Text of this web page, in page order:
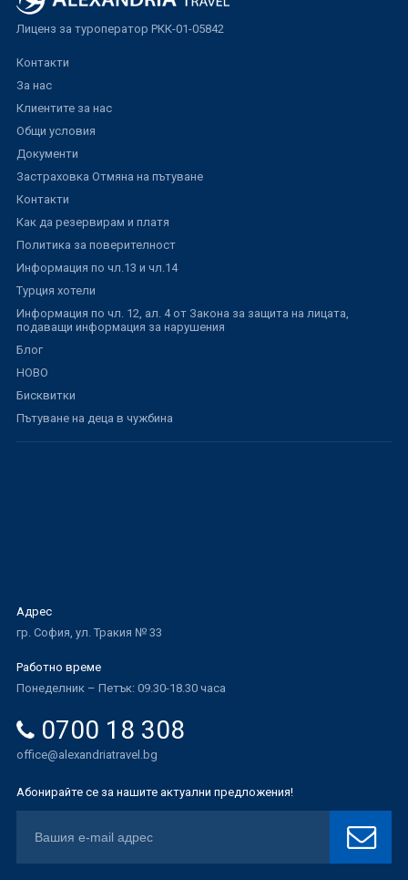
Лиценз за туроператор РКК-01-05842
Контакти
За нас
Клиентите за нас
Общи условия
Документи
Застраховка Отмяна на пътуване
Контакти
Как да резервирам и платя
Политика за поверителност
Информация по чл.13 и чл.14
Турция хотели
Информация по чл. 12, ал. 4 от Закона за защита на лицата,
подаващи информация за нарушения
Блог
НОВО
Бисквитки
Пътуване на деца в чужбина
Адрес
гр. София, ул. Тракия № 33
Работно време
Понеделник – Петък: 09.30-18.30 часа
0700 18 308
office@alexandriatravel.bg
Абонирайте се за нашите актуални предложения!